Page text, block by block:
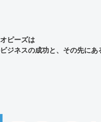
ピーズは
ジネスの成功と、その先にあ